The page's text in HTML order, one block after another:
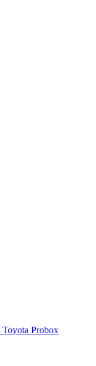
Toyota Probox